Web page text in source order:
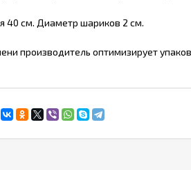
40 см. Диаметр шариков 2 см.
производитель оптимизирует